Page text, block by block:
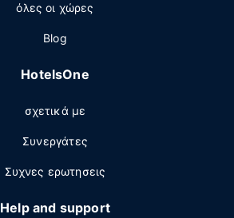
όλες οι χώρες
Blog
HotelsOne
σχετικά με
Συνεργάτες
Συχνες ερωτησεις
Help and support